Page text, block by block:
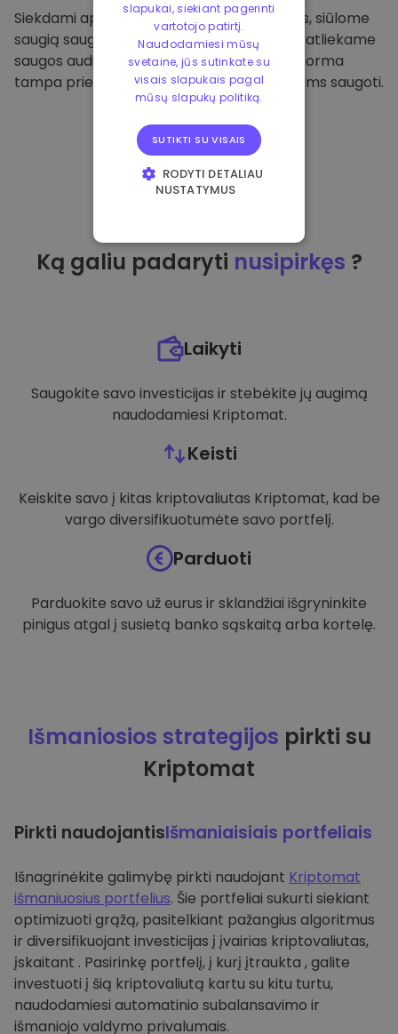
Siekdami apsaugoti savo klientus ir jų lėšas, siūlome
saugią saugyklą neprisijungus ir reguliariai atliekame
saugos auditus. Dėl šio požiūrio mūsų platforma
tampa prieglobsčiu ir kitoms kriptovaliutoms saugoti.
Ką galiu padaryti nusipirkęs ?
Laikyti
Saugokite savo investicijas ir stebėkite jų augimą
naudodamiesi Kriptomat.
Keisti
Keiskite savo į kitas kriptovaliutas Kriptomat, kad be
vargo diversifikuotumėte savo portfelį.
Parduoti
Parduokite savo už eurus ir sklandžiai išgryninkite
pinigus atgal į susietą banko sąskaitą arba kortelę.
Išmaniosios strategijos pirkti su
Kriptomat
Pirkti naudojantisIšmaniaisiais portfeliais
Išnagrinėkite galimybę pirkti naudojant Kriptomat
išmaniuosius portfelius. Šie portfeliai sukurti siekiant
optimizuoti grąžą, pasitelkiant pažangius algoritmus
ir diversifikuojant investicijas į įvairias kriptovaliutas,
įskaitant . Pasirinkę portfelį, į kurį įtraukta , galite
investuoti į šią kriptovaliutą kartu su kitu turtu,
naudodamiesi automatinio subalansavimo ir
išmaniojo valdymo privalumais.
slapukai, siekiant pagerinti
vartotojo patirtį.
Naudodamiesi mūsų
svetaine, jūs sutinkate su
visais slapukais pagal
mūsų slapukų politiką.
SUTIKTI SU VISAIS
RODYTI DETALIAU
NUSTATYMUS
VEIKIMĄ GERINANTYS